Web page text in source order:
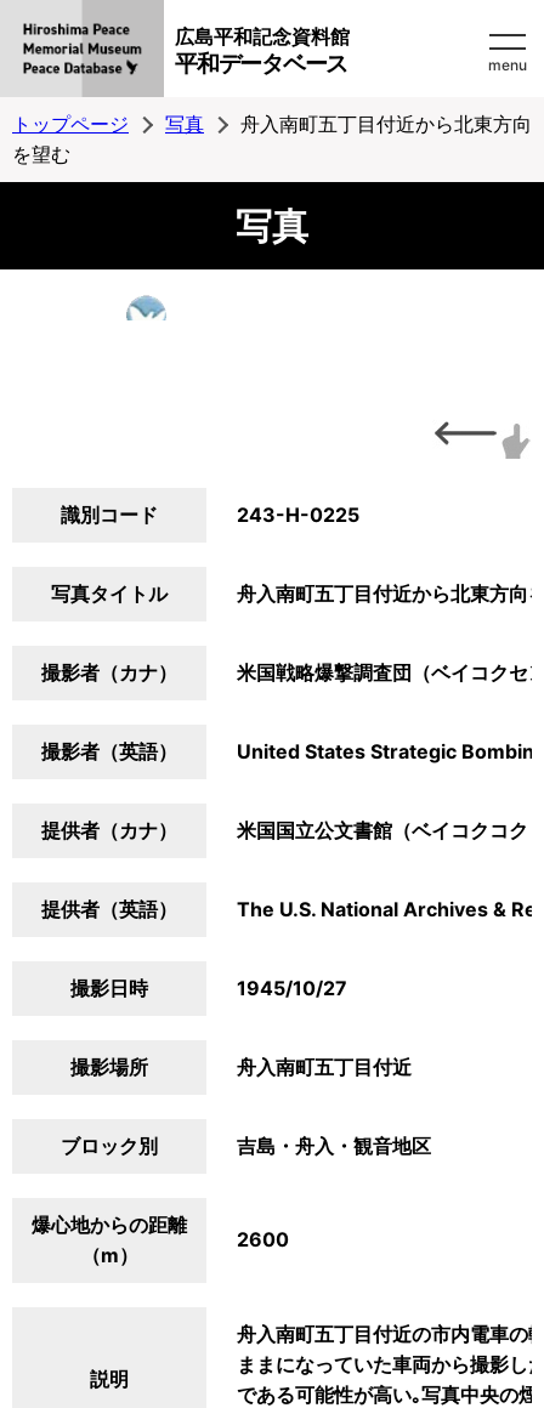
広島平和記念資料館
平和データベース menu
トップページ 写真
舟入南町五丁目付近から北東方向
を望む
写真
識別コード 243-H-0225
写真タイトル 舟入南町五丁目付近から北東方向
撮影者（カナ） 米国戦略爆撃調査団（ベイコクセ
撮影者（英語） United States Strategic
提供者（カナ） 米国国立公文書館（ベイコクコク
提供者（英語） The U.S. National Archives &
撮影日時 1945/10/27
撮影場所 舟入南町五丁目付近
ブロック別 吉島・舟入・観音地区
爆心地からの距離
（m）
2600
説明
舟入南町五丁目付近の市内電車の
ままになっていた車両から撮影
である可能性が高い｡写真中央の